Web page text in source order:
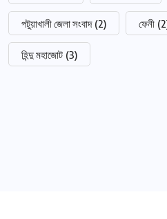
পটুয়াখালী জেলা সংবাদ (2) ফেনী
হিন্দু মহাজোট (3)